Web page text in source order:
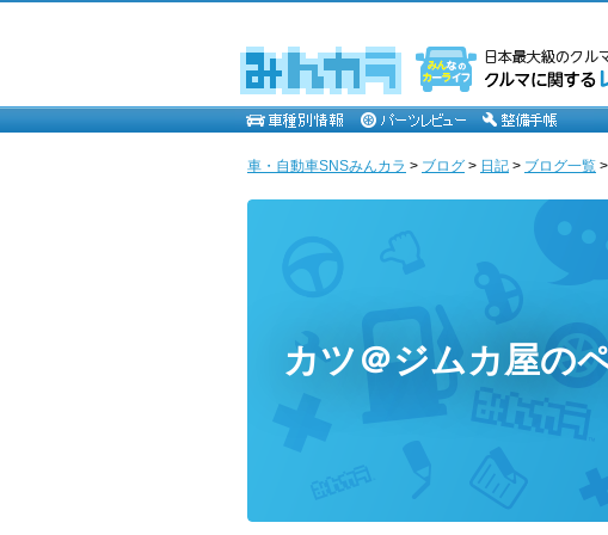
車・自動車SNSみんカラ > ブログ > 日記 > ブログ一覧 >
カツ＠ジムカ屋の